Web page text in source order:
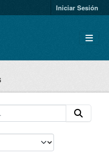
Iniciar Sesión